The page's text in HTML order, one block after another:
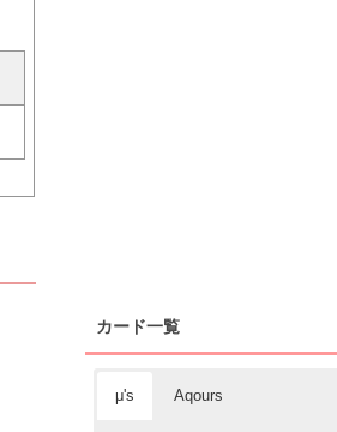
カード一覧
μ's Aqours